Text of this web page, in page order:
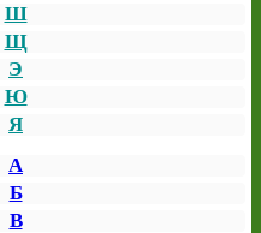
Ш
Щ
Э
Ю
Я
А
Б
В